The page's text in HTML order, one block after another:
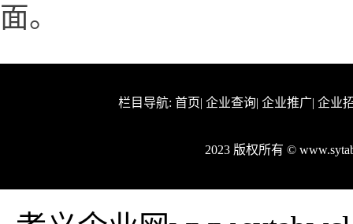
面。
栏目导航: 首页| 企业查询| 企业推广| 企业
2023 版权所有 ©